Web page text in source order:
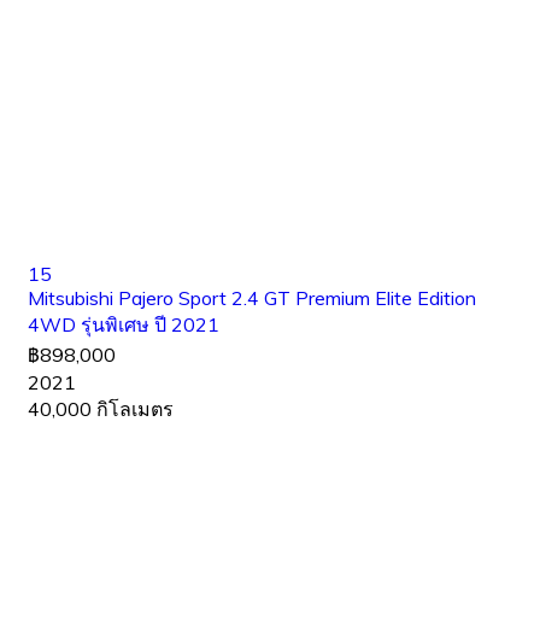
15
Mitsubishi Pajero Sport 2.4 GT Premium Elite Edition
4WD รุ่นพิเศษ ปี 2021
฿898,000
2021
40,000 กิโลเมตร